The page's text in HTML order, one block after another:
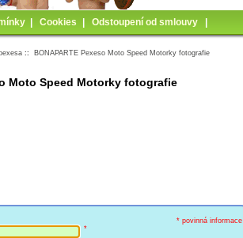
Cookies Odstoupení od smlouvy
:: BONAPARTE Pexeso Moto Speed Motorky fotografie
Moto Speed Motorky fotografie
* povinná informace
*